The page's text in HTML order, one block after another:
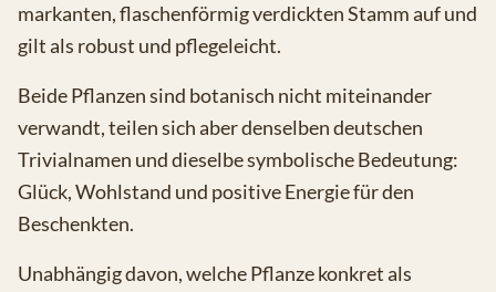
markanten, flaschenförmig verdickten Stamm auf und
gilt als robust und pflegeleicht.
Beide Pflanzen sind botanisch nicht miteinander
verwandt, teilen sich aber denselben deutschen
Trivialnamen und dieselbe symbolische Bedeutung:
Glück, Wohlstand und positive Energie für den
Beschenkten.
Unabhängig davon, welche Pflanze konkret als